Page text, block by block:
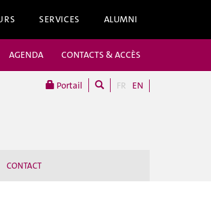
SERVICES ALUMNI
Portail FR EN
AGENDA CONTACTS & ACCÈS
CONTACT